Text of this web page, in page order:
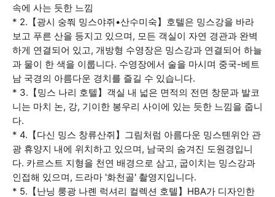
속에 사는 듯한 느낌
* 2.【광시 숭쭤 밍스야쥐•산수미숙】호텔은 밍스강을 바라
보고 푸른 산을 등지고 있으며, 모든 객실이 자연 경관과 완벽
하게 연결되어 있고, 개방형 수영장은 밍스강과 연결되어 하늘
과 물이 한 색을 이룹니다. 수영장에서 술을 마시며 중국-베트
남 국경의 아름다운 경치를 즐길 수 있습니다.
* 3.【밍스 나리 호텔】객실 내 넓은 면적의 전면 창문과 발코
니는 마치 논, 강, 기이한 봉우리 사이에 있는 듯한 느낌을 줍니
다.
* 4.【다신 밍스 창류산쥐】그림처럼 아름다운 밍스톈위안 관
광 휴양지 내에 위치하고 있으며, 남국의 숨겨진 도원경입니
다. 카르스트 지형을 천연 배경으로 삼고, 굽이치는 밍스강과
인접해 있으며, 드라마 '화천골' 촬영지입니다.
* 5.【난닝 룽광 나롄 럭셔리 컬렉션 호텔】HBA가 디자인한